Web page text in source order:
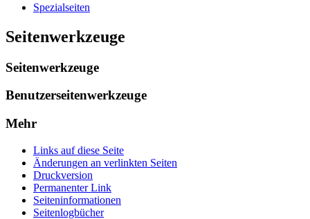
Spezialseiten
Seitenwerkzeuge
Seitenwerkzeuge
Benutzerseitenwerkzeuge
Mehr
Links auf diese Seite
Änderungen an verlinkten Seiten
Druckversion
Permanenter Link
Seiten­­informationen
Seitenlogbücher